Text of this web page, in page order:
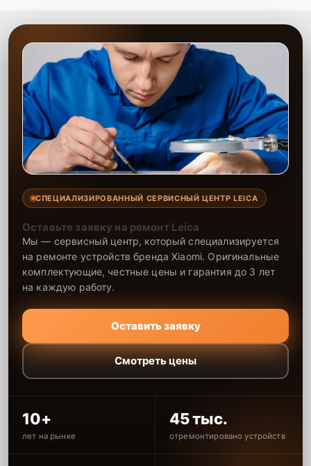
СПЕЦИАЛИЗИРОВАННЫЙ СЕРВИСНЫЙ ЦЕНТР LEICA
Оставьте заявку на ремонт Leica
Мы — сервисный центр, который специализируется
на ремонте устройств бренда Xiaomi. Оригинальные
комплектующие, честные цены и гарантия до 3 лет
на каждую работу.
Оставить заявку
Смотреть цены
10+
лет на рынке
45 тыс.
отремонтировано устройств